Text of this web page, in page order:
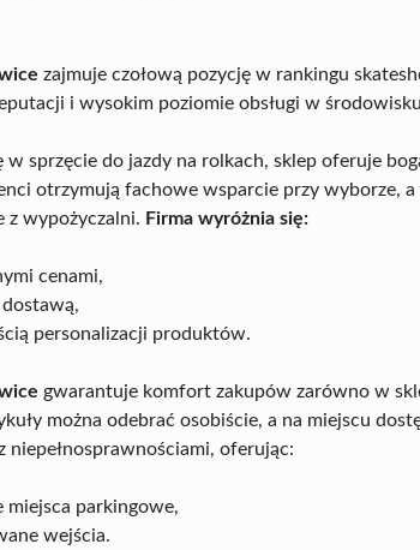
zajmuje czołową pozycję w rankingu
i wysokim poziomie obsługi w
w sprzęcie do jazdy na rolkach, sklep oferuje
otrzymują fachowe wsparcie przy wyborze, a
z wypożyczalni. Firma wyróżnia się:
cenami,
personalizacji produktów.
gwarantuje komfort zakupów zarówno w
można odebrać osobiście, a na miejscu
niepełnosprawnościami, oferując:
miejsca parkingowe,
wejścia.